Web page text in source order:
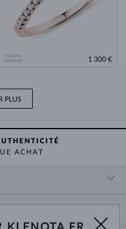
OR ROSE
DIAMANT
1 300 €
PLUS
ACHAT